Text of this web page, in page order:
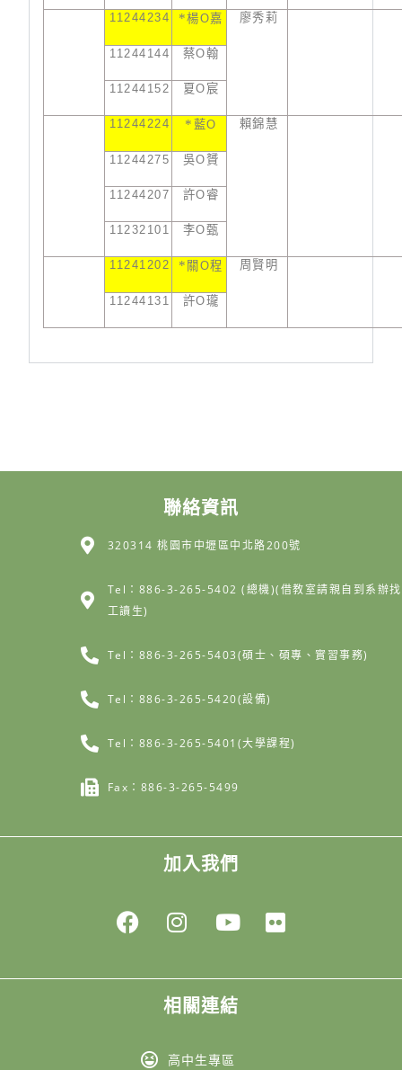
11244234 *楊O嘉 廖秀莉
11244144 蔡O翰
11244152 夏O 宸
11244224 * 藍O 賴錦慧
11244275 吳O贇
11244207 許O 睿
11232101 李O甄
11241202 * 關 O程 周賢明
11244131 許O瓏
聯絡資訊
320314 桃園市中壢區中北路200號
Tel：886-3-265-5402 (總機)(借教室請親自到系辦找
工讀生)
Tel：886-3-265-5403(碩士、碩專、實習事務)
Tel：886-3-265-5420(設備)
Tel：886-3-265-5401(大學課程)
Fax：886-3-265-5499
加入我們
相關連結
高中生專區